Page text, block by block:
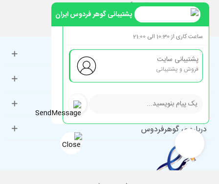
حساب کاربری
راهنمای مشتریان
دسته‌بندی‌های پرطرفدار
درباره ی گوهرفردوس
پشتیبانی گوهر فردوس ایران
ساعت کاری از 10:30 الی 21:00
پشتیبانی سایت
فروش و پشتیبانی